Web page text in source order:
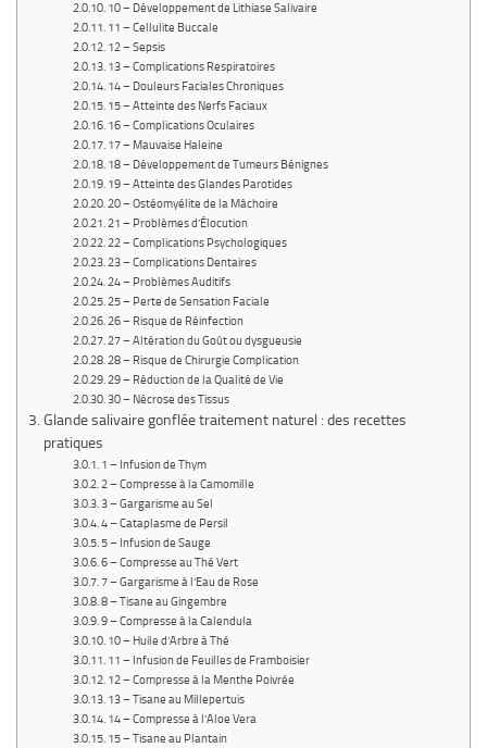
10 – Développement de Lithiase Salivaire
11 – Cellulite Buccale
12 – Sepsis
13 – Complications Respiratoires
14 – Douleurs Faciales Chroniques
15 – Atteinte des Nerfs Faciaux
16 – Complications Oculaires
17 – Mauvaise Haleine
18 – Développement de Tumeurs Bénignes
19 – Atteinte des Glandes Parotides
20 – Ostéomyélite de la Mâchoire
21 – Problèmes d’Élocution
22 – Complications Psychologiques
23 – Complications Dentaires
24 – Problèmes Auditifs
25 – Perte de Sensation Faciale
26 – Risque de Réinfection
27 – Altération du Goût ou dysgueusie
28 – Risque de Chirurgie Complication
29 – Réduction de la Qualité de Vie
30 – Nécrose des Tissus
Glande salivaire gonflée traitement naturel : des recettes
pratiques
1 – Infusion de Thym
2 – Compresse à la Camomille
3 – Gargarisme au Sel
4 – Cataplasme de Persil
5 – Infusion de Sauge
6 – Compresse au Thé Vert
7 – Gargarisme à l’Eau de Rose
8 – Tisane au Gingembre
9 – Compresse à la Calendula
10 – Huile d’Arbre à Thé
11 – Infusion de Feuilles de Framboisier
12 – Compresse à la Menthe Poivrée
13 – Tisane au Millepertuis
14 – Compresse à l’Aloe Vera
15 – Tisane au Plantain